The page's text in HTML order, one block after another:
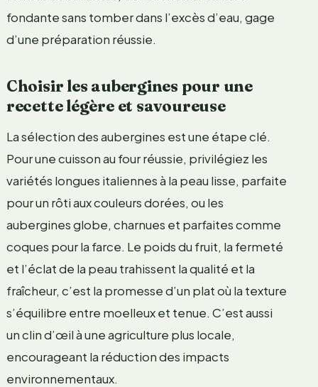
fondante sans tomber dans l’excès d’eau, gage
d’une préparation réussie.
Choisir les aubergines pour une
recette légère et savoureuse
La sélection des aubergines est une étape clé.
Pour une cuisson au four réussie, privilégiez les
variétés longues italiennes à la peau lisse, parfaite
pour un rôti aux couleurs dorées, ou les
aubergines globe, charnues et parfaites comme
coques pour la farce. Le poids du fruit, la fermeté
et l’éclat de la peau trahissent la qualité et la
fraîcheur, c’est la promesse d’un plat où la texture
s’équilibre entre moelleux et tenue. C’est aussi
un clin d’œil à une agriculture plus locale,
encourageant la réduction des impacts
environnementaux.